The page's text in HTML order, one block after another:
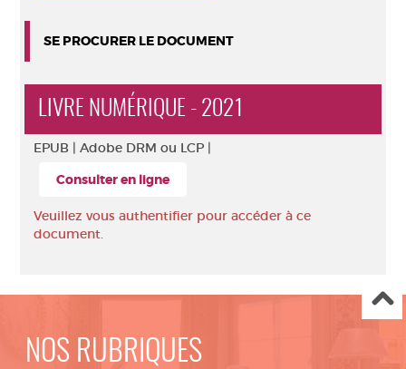
SE PROCURER LE DOCUMENT
LIVRE NUMÉRIQUE - 2021
EPUB | Adobe DRM ou LCP |
Consulter en ligne
Veuillez vous authentifier pour accéder à ce
document.
NOS RUBRIQUES